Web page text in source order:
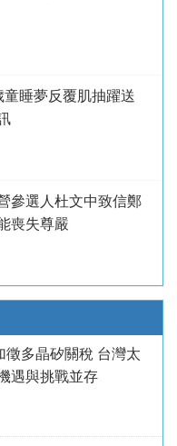
睡夢反覆肌抽躍送
參選人杜文中致信鄭
喪失尊嚴
徵多晶矽關稅 台灣太
遇與挑戰並存